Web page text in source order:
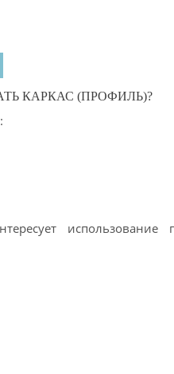
КАРКАС (ПРОФИЛЬ)?
использование